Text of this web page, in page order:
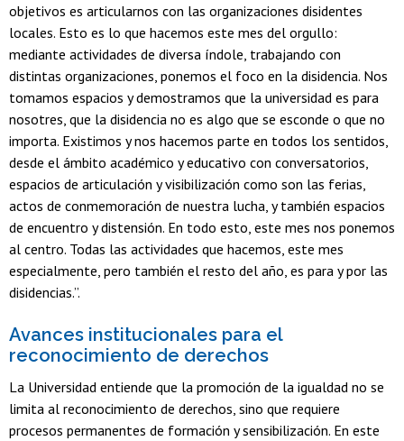
objetivos es articularnos con las organizaciones disidentes
locales. Esto es lo que hacemos este mes del orgullo:
mediante actividades de diversa índole, trabajando con
distintas organizaciones, ponemos el foco en la disidencia. Nos
tomamos espacios y demostramos que la universidad es para
nosotres, que la disidencia no es algo que se esconde o que no
importa. Existimos y nos hacemos parte en todos los sentidos,
desde el ámbito académico y educativo con conversatorios,
espacios de articulación y visibilización como son las ferias,
actos de conmemoración de nuestra lucha, y también espacios
de encuentro y distensión. En todo esto, este mes nos ponemos
al centro. Todas las actividades que hacemos, este mes
especialmente, pero también el resto del año, es para y por las
disidencias.”.
Avances institucionales para el
reconocimiento de derechos
La Universidad entiende que la promoción de la igualdad no se
limita al reconocimiento de derechos, sino que requiere
procesos permanentes de formación y sensibilización. En este